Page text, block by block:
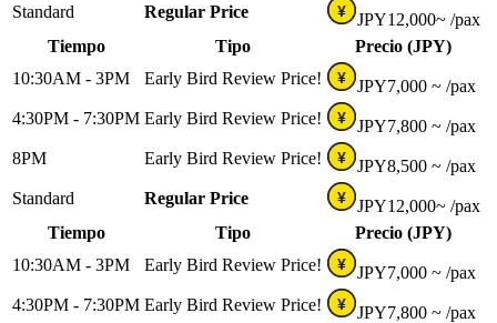
Standard
Regular Price ¥ JPY12,000~ /pax
Tiempo
Tipo
Precio (JPY)
10:30AM - 3PM
Early Bird Review Price! ¥ JPY7,000 ~ /pax
4:30PM - 7:30PM Early Bird Review Price! ¥ JPY7,800 ~ /pax
8PM
Early Bird Review Price! ¥ JPY8,500 ~ /pax
Standard
Regular Price ¥ JPY12,000~ /pax
Tiempo
Tipo
Precio (JPY)
10:30AM - 3PM
Early Bird Review Price! ¥ JPY7,000 ~ /pax
4:30PM - 7:30PM Early Bird Review Price! ¥ JPY7,800 ~ /pax